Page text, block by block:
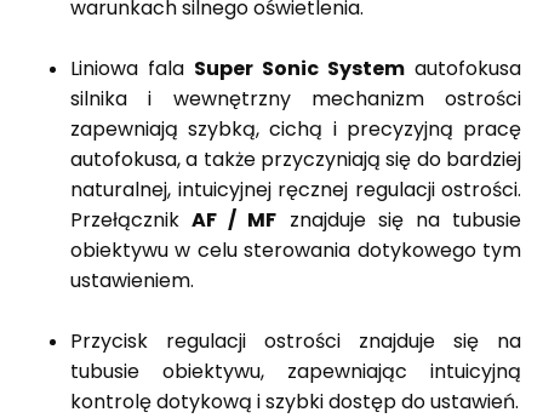
warunkach silnego oświetlenia.
Liniowa fala Super Sonic System autofokusa
silnika i wewnętrzny mechanizm ostrości
zapewniają szybką, cichą i precyzyjną pracę
autofokusa, a także przyczyniają się do bardziej
naturalnej, intuicyjnej ręcznej regulacji ostrości.
PrzełącznikAF / MF znajduje się na tubusie
obiektywu w celu sterowania dotykowego tym
ustawieniem.
Przycisk regulacji ostrości znajduje się na
tubusie obiektywu, zapewniając intuicyjną
kontrolę dotykową i szybki dostęp do ustawień.